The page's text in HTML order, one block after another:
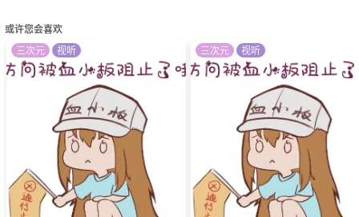
或许您会喜欢
三次元 视听 三次元 视听